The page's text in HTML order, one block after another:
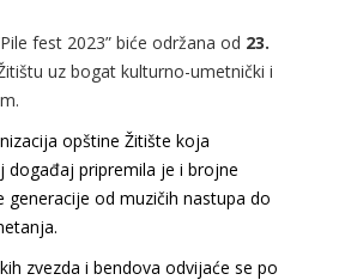
fest 2023” biće održana od 23.
uz bogat kulturno-umetnički i
opštine Žitište koja
događaj pripremila je i brojne
generacije od muzičih nastupa do
zvezda i bendova odvijaće se po